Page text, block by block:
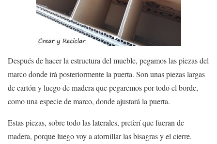
Después de hacer la estructura del mueble, pegamos las piezas del
marco donde irá posteriormente la puerta. Son unas piezas largas
de cartón y luego de madera que pegaremos por todo el borde,
como una especie de marco, donde ajustará la puerta.
Estas piezas, sobre todo las laterales, preferí que fueran de
madera, porque luego voy a atornillar las bisagras y el cierre.